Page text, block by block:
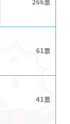
266
61
41